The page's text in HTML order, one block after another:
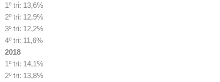
1º tri: 13,6%
2º tri: 12,9%
3º tri: 12,2%
4º tri: 11,6%
2018
1º tri: 14,1%
2º tri: 13,8%